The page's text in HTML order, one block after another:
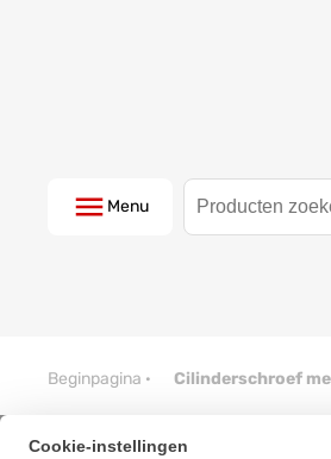
Menu
Beginpagina · Cilinderschroef
Cookie-instellingen